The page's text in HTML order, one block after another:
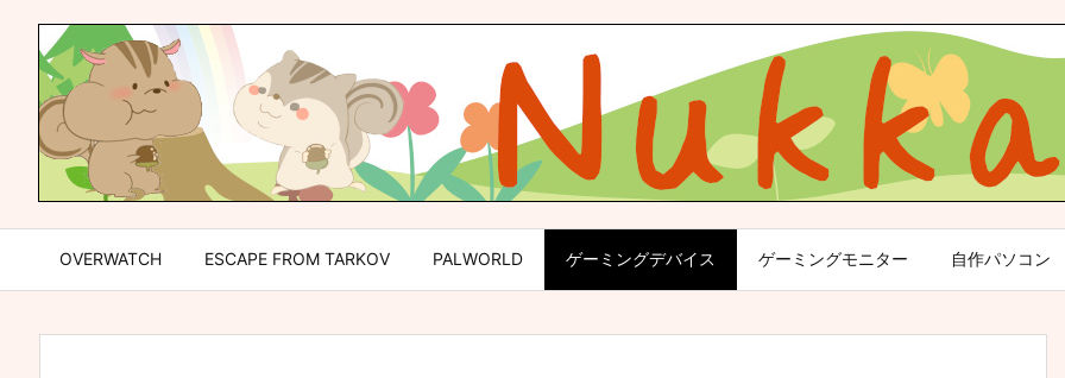
OVERWATCH ESCAPE FROM TARKOV PALWORLD ゲーミングデバイス ゲーミングモニター 自作パソコン